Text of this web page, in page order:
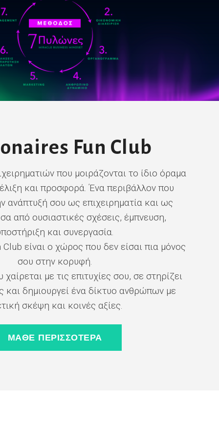
Fun Club
που μοιράζονται το ίδιο όραμα
και προσφορά. Ένα περιβάλλον που
ανάπτυξή σου ως επιχειρηματία και ως
από ουσιαστικές σχέσεις, έμπνευση,
και συνεργασία.
είναι ο χώρος που δεν είσαι πια μόνος
σου στην κορυφή.
με τις επιτυχίες σου, σε στηρίζει
και δημιουργεί ένα δίκτυο ανθρώπων με
σκέψη και κοινές αξίες.
ΜΑΘΕ ΠΕΡΙΣΣΟΤΕΡΑ